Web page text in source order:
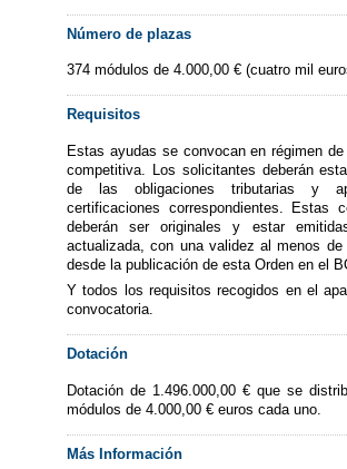
Número de plazas
374 módulos de 4.000,00 € (cuatro mil
Requisitos
Estas ayudas se convocan en régimen
competitiva. Los solicitantes deberán
de las obligaciones tributarias y
certificaciones correspondientes. Estas
deberán ser originales y estar
actualizada, con una validez al menos de
desde la publicación de esta Orden en el
Y todos los requisitos recogidos en el
convocatoria.
Dotación
Dotación de 1.496.000,00 € que se
módulos de 4.000,00 € euros cada uno.
Más Información